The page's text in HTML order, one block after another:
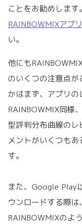
ことをお勧めしま
RAINBOWMIXアプ
い。
他にも
のいくつの注意点
かはまず、アプリの
RAINBOWMIX同様
型評判分布曲線の
メントがいくつも
す。
また、Google Play
ウンロードする際は
RAINBOWMIXのよ